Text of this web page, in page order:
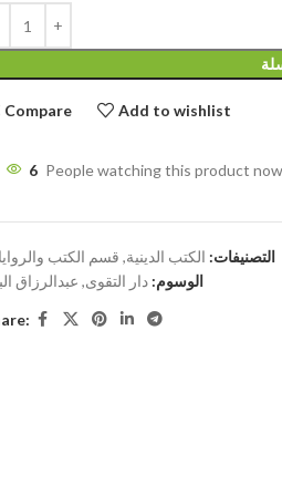
Compare Add to wishlist
6 People watching this product
التصنيفات: الكتب الدينية, قسم الكتب
الوسوم: دار التقوى, عبدالرزاق